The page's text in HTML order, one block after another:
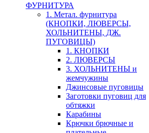
ФУРНИТУРА
1. Метал. фурнитура
(КНОПКИ, ЛЮВЕРСЫ,
ХОЛЬНИТЕНЫ, ДЖ.
ПУГОВИЦЫ)
1. КНОПКИ
2. ЛЮВЕРСЫ
3. ХОЛЬНИТЕНЫ и
жемчужины
Джинсовые пуговицы
Заготовки пуговиц для
обтяжки
Карабины
Крючки брючные и